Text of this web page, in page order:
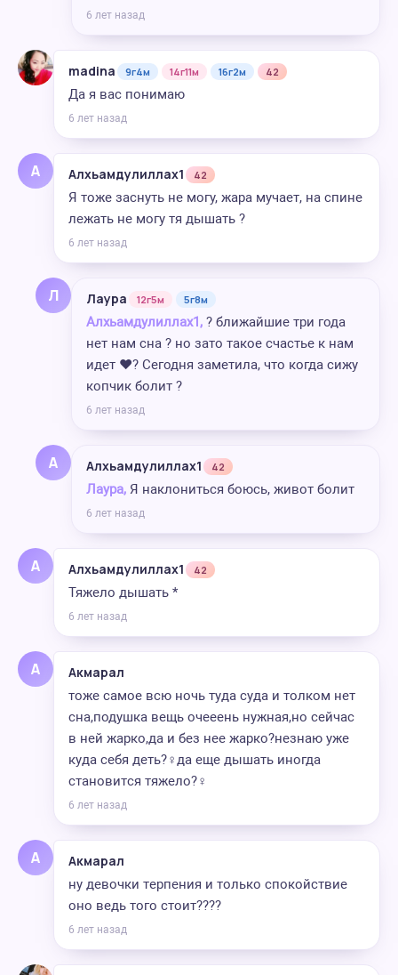
6 лет назад
madina 9г4м 14г11м 16г2м 42
Да я вас понимаю
6 лет назад
А Алхьамдулиллах1 42
Я тоже заснуть не могу, жара мучает, на спине
лежать не могу тя дышать ?
6 лет назад
Л Лаура 12г5м 5г8м
Алхьамдулиллах1, ? ближайшие три года
нет нам сна ? но зато такое счастье к нам
идет ♥️? Сегодня заметила, что когда сижу
копчик болит ?
6 лет назад
А Алхьамдулиллах1 42
Лаура, Я наклониться боюсь, живот болит
6 лет назад
А Алхьамдулиллах1 42
Тяжело дышать *
6 лет назад
А Акмарал
тоже самое всю ночь туда суда и толком нет
сна,подушка вещь очееень нужная,но сейчас
в ней жарко,да и без нее жарко?незнаю уже
куда себя деть?‍♀️да еще дышать иногда
становится тяжело?‍♀️
6 лет назад
А Акмарал
ну девочки терпения и только спокойствие
оно ведь того стоит????
6 лет назад